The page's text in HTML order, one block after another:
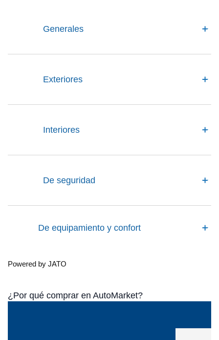
Generales
Exteriores
Interiores
De seguridad
De equipamiento y confort
Powered by JATO
¿Por qué comprar en AutoMarket?